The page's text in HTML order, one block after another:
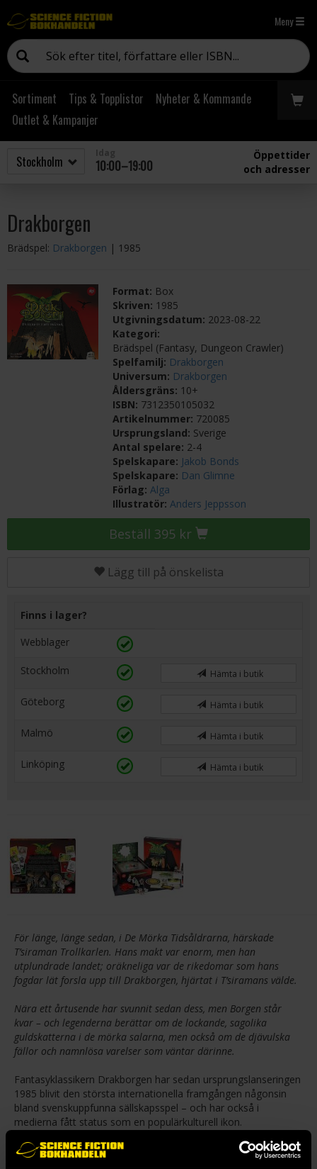
Meny
Sortiment Tips & Topplistor
Nyheter & Kommande
Outlet & Kampanjer
10:00–19:00
Öppettider
och adresser
Drakborgen
Brädspel: Drakborgen | 1985
Format: Box
Skriven: 1985
Utgivningsdatum: 2023-08-22
Kategori:
Brädspel (Fantasy, Dungeon Crawler)
Spelfamilj: Drakborgen
Universum: Drakborgen
Åldersgräns: 10+
ISBN: 7312350105032
Artikelnummer: 720085
Ursprungsland: Sverige
Antal spelare: 2-4
Spelskapare: Jakob Bonds
Spelskapare: Dan Glimne
Förlag:Alga
Illustratör:Anders Jeppsson
Beställ 395 kr
Lägg till på önskelista
Finns i lager?
Webblager
Stockholm Hämta i butik
Göteborg Hämta i butik
Malmö Hämta i butik
Linköping Hämta i butik
För länge, länge sedan, i De Mörka Tidsåldrarna, härskade
T’siraman Trollkarlen. Hans makt var enorm, men han
utplundrade landet; oräkneliga var de rikedomar som hans
fogdar lät forsla upp till Drakborgen, hjärtat i T’siramans välde.
Nära ett årtusende har svunnit sedan dess, men Borgen står
kvar – och legenderna berättar om de lockande, sagolika
guldskatterna i de mörka salarna, men också om de djävulska
fällor och namnlösa varelser som väntar därinne.
Fantasyklassikern Drakborgen har sedan ursprungslanseringen
1985 blivit den största internationella framgången någonsin
bland svenskuppfunna sällskapsspel – och har också i
medierna fått status som en populärkulturell ikon.
Nu återlanserar Alga denna succé inom sin klassikerserie,